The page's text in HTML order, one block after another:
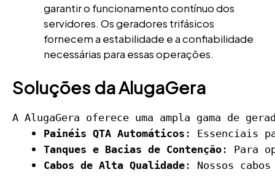
garantir o funcionamento contínuo dos
servidores. Os geradores trifásicos
fornecem a estabilidade e a confiabilidade
necessárias para essas operações.
Soluções da AlugaGera
A AlugaGera oferece uma ampla gama de
Painéis QTA Automáticos : Essenciais
Tanques e Bacias de Contenção : Para
Cabos de Alta Qualidade : Nossos